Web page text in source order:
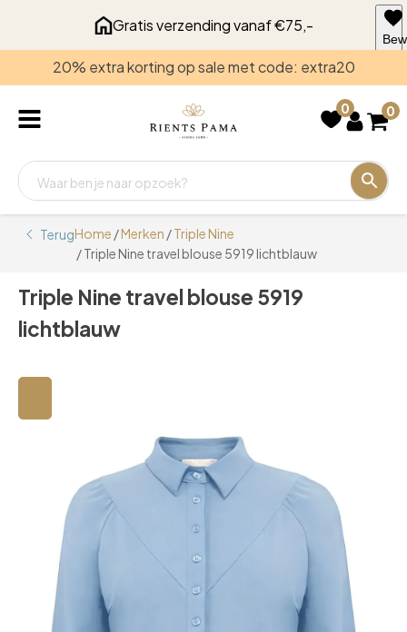
Gratis verzending vanaf €75,-
20% extra korting op sale met code: extra20
0 0
TerugHome /Merken /Triple Nine
/ Triple Nine travel blouse 5919 lichtblauw
Triple Nine travel blouse 5919
lichtblauw
voor